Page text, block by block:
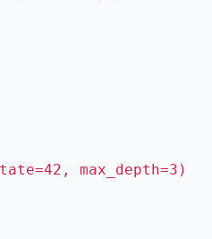
max_depth=3)